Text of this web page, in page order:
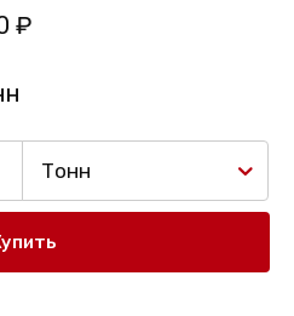
₽
Тонн